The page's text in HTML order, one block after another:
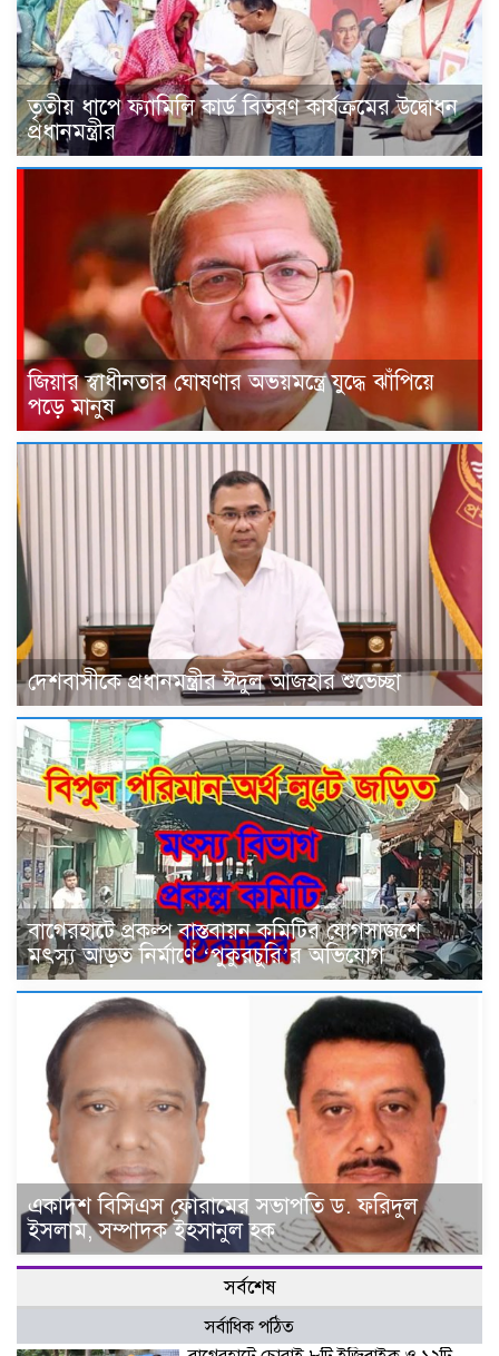
তৃতীয় ধাপে ফ্যামিলি কার্ড বিতরণ কার্যক্রমের উদ্বোধন
প্রধানমন্ত্রীর
জিয়ার স্বাধীনতার ঘোষণার অভয়মন্ত্রে যুদ্ধে ঝাঁপিয়ে
পড়ে মানুষ
দেশবাসীকে প্রধানমন্ত্রীর ঈদুল আজহার শুভেচ্ছা
বাগেরহাটে প্রকল্প বাস্তবায়ন কমিটির যোগসাজশে
মৎস্য আড়ত নির্মাণে ‘পুকুরচুরি’র অভিযোগ
একাদশ বিসিএস ফোরামের সভাপতি ড. ফরিদুল
ইসলাম, সম্পাদক ইহসানুল হক
সর্বশেষ
সর্বাধিক পঠিত